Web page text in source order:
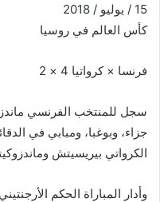
15 / يوليو / 2018
كأس العالم في روسيا
فرنسا × كرواتيا 4 × 2
سجل للمنتخب الفرنسي
الكرواتي بيريسيتش وماندزوكيتش
وأدار المباراة الحكم